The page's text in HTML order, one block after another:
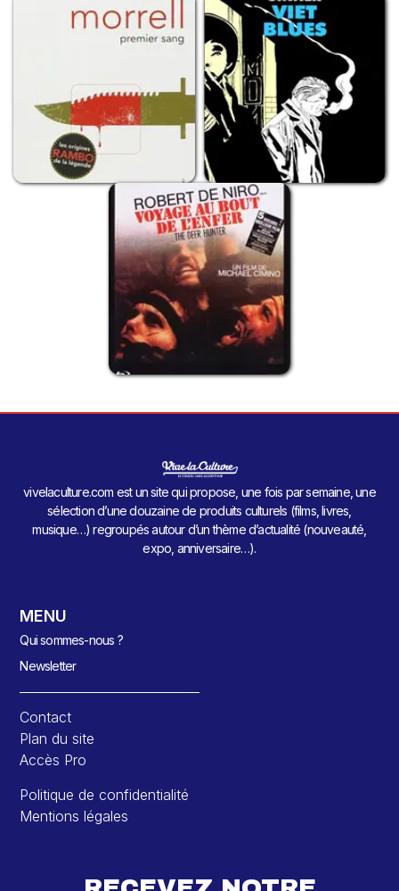
vivelaculture.com est un site qui propose, une fois par semaine, une
sélection d’une douzaine de produits culturels (films, livres,
musique…) regroupés autour d’un thème d’actualité (nouveauté,
expo, anniversaire…).
MENU
Qui sommes-nous ?
Newsletter
Contact
Plan du site
Accès Pro
Politique de confidentialité
Mentions légales